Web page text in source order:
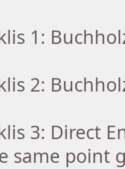
1:
2:
3: Direct
same point